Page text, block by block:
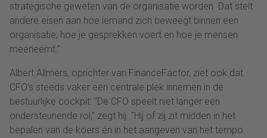
strategische geweten van de organisatie worden. Dat stelt
andere eisen aan hoe iemand zich beweegt binnen een
organisatie, hoe je gesprekken voert en hoe je mensen
meeneemt.”
Albert Allmers, oprichter van FinanceFactor, ziet ook dat
CFO’s steeds vaker een centrale plek innemen in de
bestuurlijke cockpit: “De CFO speelt niet langer een
ondersteunende rol,” zegt hij. “Hij of zij zit midden in het
bepalen van de koers én in het aangeven van het tempo